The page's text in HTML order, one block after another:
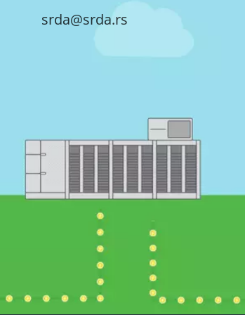
srda@srda.rs